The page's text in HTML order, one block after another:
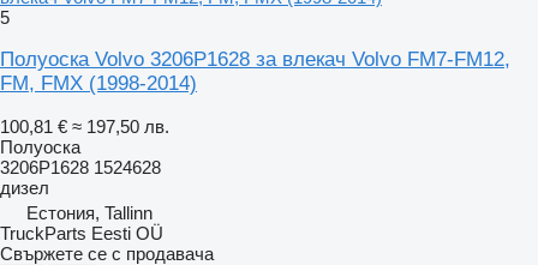
5
Полуоска Volvo 3206P1628 за влекач Volvo FM7-FM12,
FM, FMX (1998-2014)
100,81 € ≈ 197,50 лв.
Полуоска
3206P1628 1524628
дизел
Естония, Tallinn
TruckParts Eesti OÜ
Свържете се с продавача